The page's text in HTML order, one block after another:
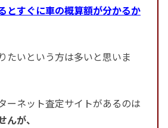
とすぐに車の概算額が分かるか
たいという方は多いと思いま
ーネット査定サイトがあるのは
んが、